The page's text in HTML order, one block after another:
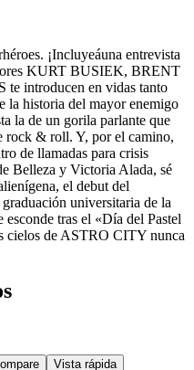
¡Incluyeáuna entrevista
KURT BUSIEK, BRENT
introducen en vidas tanto
la historia del mayor enemigo
la de un gorila parlante que
rock & roll. Y, por el camino,
de llamadas para crisis
Belleza y Victoria Alada, sé
el debut del
universitaria de la
tras el «Día del Pastel
cielos de ASTRO CITY nunca
Vista rápida